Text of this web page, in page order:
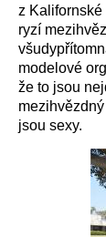
z Kalifornské
ryzí
modelové
že to jsou
jsou sexy.